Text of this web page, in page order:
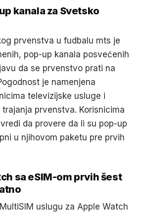
kanala za Svetsko
prvenstva u fudbalu mts je
pop-up kanala posvećenih
da se prvenstvo prati na
je namenjena
televizijske usluge i
prvenstva. Korisnicima
da provere da li su pop-up
u njihovom paketu pre prvih
sa eSIM-om prvih šest
uslugu za Apple Watch